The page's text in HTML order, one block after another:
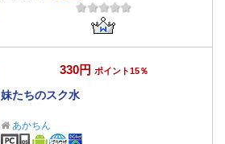
330円 ポイント15％
妹たちのスク水
あかちん